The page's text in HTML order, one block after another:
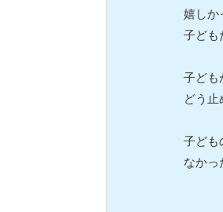
嬉しか
子ども
子ども
どう止
子ども
なかっ